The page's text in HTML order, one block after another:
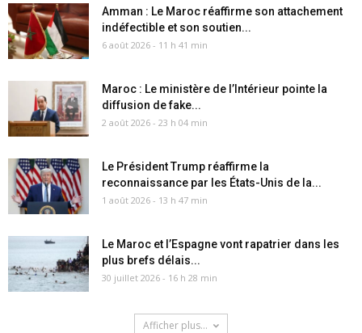
Amman : Le Maroc réaffirme son attachement
indéfectible et son soutien...
6 août 2026 - 11 h 41 min
Maroc : Le ministère de l’Intérieur pointe la
diffusion de fake...
2 août 2026 - 23 h 04 min
Le Président Trump réaffirme la
reconnaissance par les États-Unis de la...
1 août 2026 - 13 h 47 min
Le Maroc et l’Espagne vont rapatrier dans les
plus brefs délais...
30 juillet 2026 - 16 h 28 min
Afficher plus...